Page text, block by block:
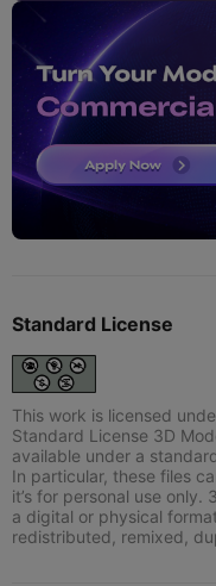
Standard License
This work is licensed
Standard License 3D
available under a
In particular, these files
it’s for personal use
a digital or physical
redistributed, remixed,